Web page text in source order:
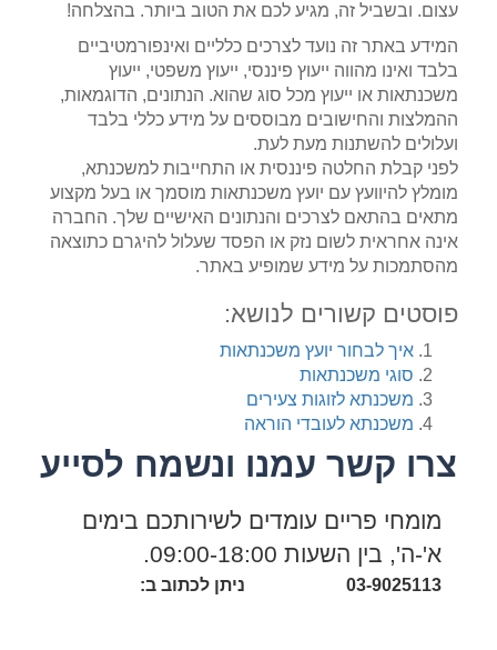
עצום. ובשביל זה, מגיע לכם את הטוב ביותר. בהצלחה!
המידע באתר זה נועד לצרכים כלליים ואינפורמטיביים
בלבד ואינו מהווה ייעוץ פיננסי, ייעוץ משפטי, ייעוץ
משכנתאות או ייעוץ מכל סוג שהוא. הנתונים, הדוגמאות,
ההמלצות והחישובים מבוססים על מידע כללי בלבד
ועלולים להשתנות מעת לעת.
לפני קבלת החלטה פיננסית או התחייבות למשכנתא,
מומלץ להיוועץ עם יועץ משכנתאות מוסמך או בעל מקצוע
מתאים בהתאם לצרכים והנתונים האישיים שלך. החברה
אינה אחראית לשום נזק או הפסד שעלול להיגרם כתוצאה
מהסתמכות על מידע שמופיע באתר.
פוסטים קשורים לנושא:
איך לבחור יועץ משכנתאות
סוגי משכנתאות
משכנתא לזוגות צעירים
משכנתא לעובדי הוראה
צרו קשר עמנו ונשמח לסייע
מומחי פריים עומדים לשירותכם בימים
א'-ה', בין השעות 09:00-18:00.
03-9025113 ניתן לכתוב ב: